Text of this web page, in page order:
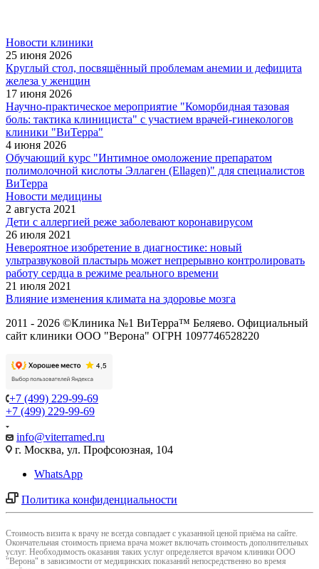
Новости клиники
25 июня 2026
Круглый стол, посвящённый проблемам анемии и дефицита
железа у женщин
17 июня 2026
Научно-практическое мероприятие "Коморбидная тазовая
боль: тактика клинициста" с участием врачей-гинекологов
клиники "ВиТерра"
4 июня 2026
Обучающий курс "Интимное омоложение препаратом
полимолочной кислоты Эллаген (Ellagen)" для специалистов
ВиТерра
Новости медицины
2 августа 2021
Дети с аллергией реже заболевают коронавирусом
26 июля 2021
Невероятное изобретение в диагностике: новый
ультразвуковой пластырь может непрерывно контролировать
работу сердца в режиме реального времени
21 июля 2021
Влияние изменения климата на здоровье мозга
2011 - 2026 ©Клиника №1 ВиТерра™ Беляево. Официальный
сайт клиники ООО "Верона" ОГРН 1097746528220
+7 (499) 229-99-69
+7 (499) 229-99-69
info@viterramed.ru
г. Москва, ул. Профсоюзная, 104
WhatsApp
Политика конфиденциальности
Cтоимость визита к врачу не всегда совпадает с указанной ценой приёма на сайте.
Окончательная стоимость приема врача может включать стоимость дополнительных
услуг. Необходимость оказания таких услуг определяется врачом клиники ООО
"Верона" в зависимости от медицинских показаний непосредственно во время